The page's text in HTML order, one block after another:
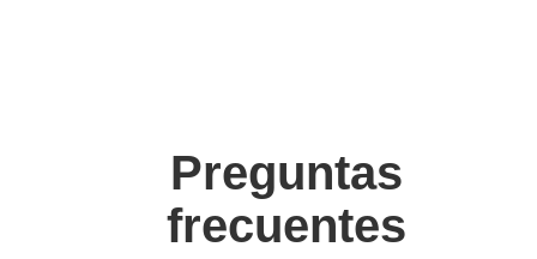
Preguntas
frecuentes